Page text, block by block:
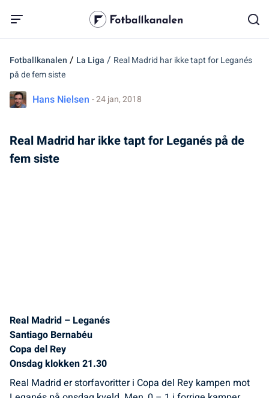
Fotballkanalen / La Liga / Real Madrid har ikke tapt for Leganés
på de fem siste
Hans Nielsen - 24 jan, 2018
Real Madrid har ikke tapt for Leganés på de
fem siste
Real Madrid – Leganés
Santiago Bernabéu
Copa del Rey
Onsdag klokken 21.30
Real Madrid er storfavoritter i Copa del Rey kampen mot